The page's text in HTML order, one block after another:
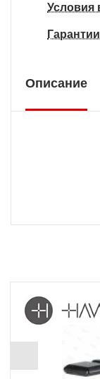
Условия
Гарантии
Описание